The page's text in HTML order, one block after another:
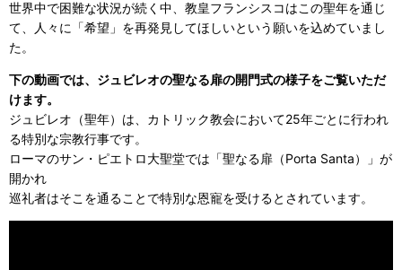
世界中で困難な状況が続く中、教皇フランシスコはこの聖年を通じ
て、人々に「希望」を再発見してほしいという願いを込めていまし
た。
下の動画では、ジュビレオの聖なる扉の開門式の様子をご覧いただ
けます。
ジュビレオ（聖年）は、カトリック教会において25年ごとに行われ
る特別な宗教行事です。
ローマのサン・ピエトロ大聖堂では「聖なる扉（Porta Santa）」が
開かれ
巡礼者はそこを通ることで特別な恩寵を受けるとされています。